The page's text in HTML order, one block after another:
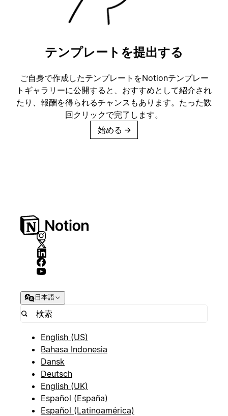
テンプレートを提出する
ご自身で作成したテンプレートをNotionテンプレー
トギャラリーに公開すると、おすすめとして紹介され
たり、報酬を得られるチャンスもあります。たった数
回クリックで完了します。
始める →
日本語
English (US)
Bahasa Indonesia
Dansk
Deutsch
English (UK)
Español (España)
Español (Latinoamérica)